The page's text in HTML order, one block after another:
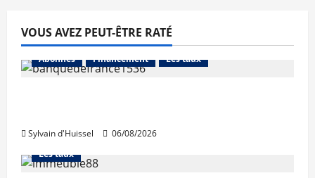
VOUS AVEZ PEUT-ÊTRE RATÉ
Abonnés Financement Les taux
Sylvain d'Huissel 06/08/2026
Abonnés Financement
Les taux